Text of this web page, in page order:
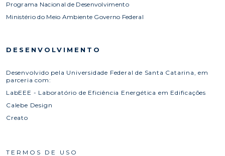
Programa Nacional de Desenvolvimento
Ministério do Meio Ambiente Governo Federal
DESENVOLVIMENTO
Desenvolvido pela Universidade Federal de Santa Catarina, em
parceria com:
LabEEE - Laboratório de Eficiência Energética em Edificações
Calebe Design
Creato
TERMOS DE USO